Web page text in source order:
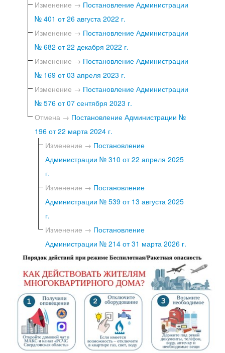
Изменение → Постановление Администрации
№ 401 от 26 августа 2022 г.
Изменение → Постановление Администрации
№ 682 от 22 декабря 2022 г.
Изменение → Постановление Администрации
№ 169 от 03 апреля 2023 г.
Изменение → Постановление Администрации
№ 576 от 07 сентября 2023 г.
Отмена → Постановление Администрации №
196 от 22 марта 2024 г.
Изменение → Постановление
Администрации № 310 от 22 апреля 2025
г.
Изменение → Постановление
Администрации № 539 от 13 августа 2025
г.
Изменение → Постановление
Администрации № 214 от 31 марта 2026 г.